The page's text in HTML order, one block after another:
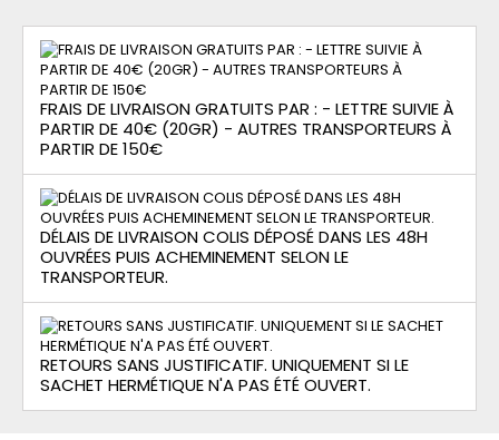
FRAIS DE LIVRAISON GRATUITS PAR : - LETTRE SUIVIE À
PARTIR DE 40€ (20GR) - AUTRES TRANSPORTEURS À
PARTIR DE 150€
DÉLAIS DE LIVRAISON COLIS DÉPOSÉ DANS LES 48H
OUVRÉES PUIS ACHEMINEMENT SELON LE
TRANSPORTEUR.
RETOURS SANS JUSTIFICATIF. UNIQUEMENT SI LE
SACHET HERMÉTIQUE N'A PAS ÉTÉ OUVERT.